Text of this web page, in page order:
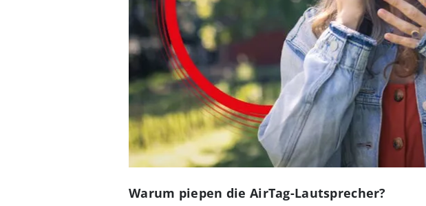
Warum piepen die AirTag-Lautsprecher?